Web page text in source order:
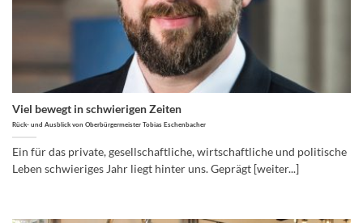
Viel bewegt in schwierigen Zeiten
Rück- und Ausblick von Oberbürgermeister Tobias Eschenbacher
Ein für das private, gesellschaftliche, wirtschaftliche und politische
Leben schwieriges Jahr liegt hinter uns. Geprägt [weiter...]